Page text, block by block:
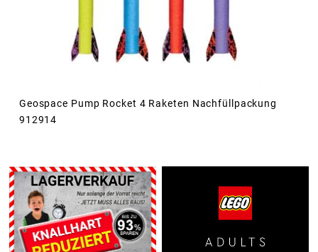
Geospace Pump Rocket 4 Raketen Nachfüllpackung
912914